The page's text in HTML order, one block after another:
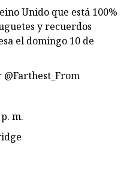
Unido que está 100%
y recuerdos
el domingo 10 de
m.